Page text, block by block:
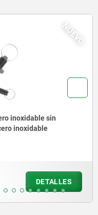
NUEVO
inoxidable con
DETALLES